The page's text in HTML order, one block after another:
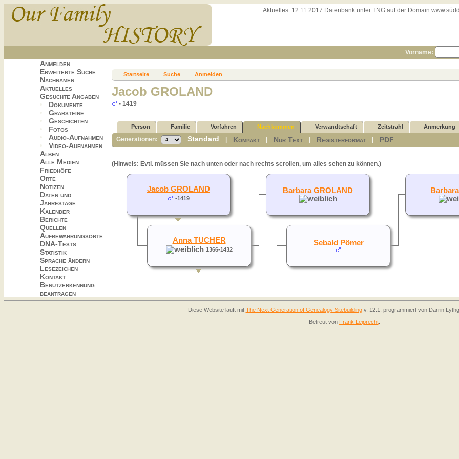
Aktuelles: 12.11.2017 Datenbank unter TNG auf der Domain
Vorname:
Anmelden
Erweiterte Suche
Nachnamen
Aktuelles
Gesuchte Angaben
Dokumente
Grabsteine
Geschichten
Fotos
Audio-Aufnahmen
Video-Aufnahmen
Alben
Alle Medien
Friedhöfe
Orte
Notizen
Daten und
Jahrestage
Kalender
Berichte
Quellen
Aufbewahrungsorte
DNA-Tests
Statistik
Sprache ändern
Lesezeichen
Kontakt
Benutzerkennung
beantragen
Startseite Suche Anmelden
Jacob GROLAND
- 1419
Person Familie Vorfahren Nachkommen Verwandtschaft Zeitstrahl Anmerkung
Generationen: Standard Kompakt Nur Text Registerformat PDF
(Hinweis: Evtl. müssen Sie nach unten oder nach rechts scrollen, um alles sehen zu können.)
Barbara GROLAND
Sebald Pömer
Jacob GROLAND
-1419
Anna TUCHER
1366-1432
Diese Website läuft mit The Next Generation of Genealogy Sitebuildingv. 12.1, programmiert von Darrin
Betreut von Frank Leiprecht.